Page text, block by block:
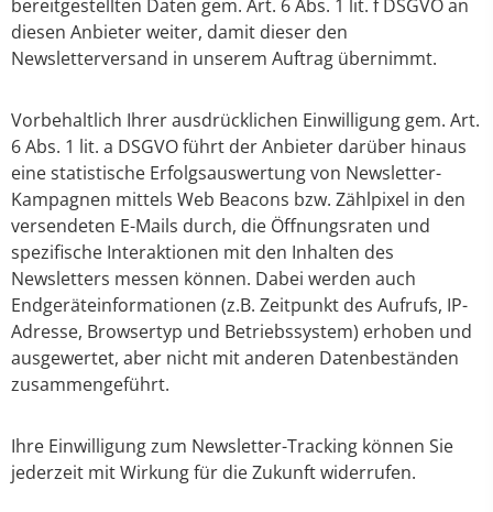
bereitgestellten Daten gem. Art. 6 Abs. 1 lit. f DSGVO an
diesen Anbieter weiter, damit dieser den
Newsletterversand in unserem Auftrag übernimmt.
Vorbehaltlich Ihrer ausdrücklichen Einwilligung gem. Art.
6 Abs. 1 lit. a DSGVO führt der Anbieter darüber hinaus
eine statistische Erfolgsauswertung von Newsletter-
Kampagnen mittels Web Beacons bzw. Zählpixel in den
versendeten E-Mails durch, die Öffnungsraten und
spezifische Interaktionen mit den Inhalten des
Newsletters messen können. Dabei werden auch
Endgeräteinformationen (z.B. Zeitpunkt des Aufrufs, IP-
Adresse, Browsertyp und Betriebssystem) erhoben und
ausgewertet, aber nicht mit anderen Datenbeständen
zusammengeführt.
Ihre Einwilligung zum Newsletter-Tracking können Sie
jederzeit mit Wirkung für die Zukunft widerrufen.